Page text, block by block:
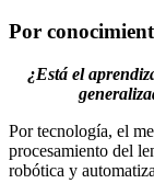
Por
¿Está el
Por tecnología, el
procesamiento del
robótica y